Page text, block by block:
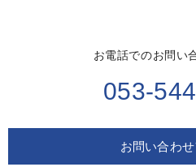
お電話でのお問い
053-
お問い合わ